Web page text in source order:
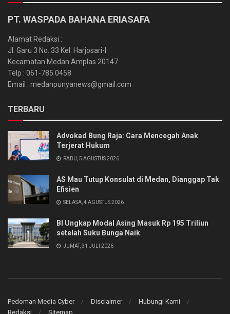
PT. WASPADA BAHANA ERIASAFA
Alamat Redaksi :
Jl. Garu 3 No. 33 Kel. Harjosari-I
Kecamatan Medan Amplas 20147
Telp : 061-785 0458
Email : medanpunyanews@gmail.com
TERBARU
Advokad Bung Raja: Cara Mencegah Anak
Terjerat Hukum
RABU, 5 AGUSTUS 2026
AS Mau Tutup Konsulat di Medan, Dianggap Tak
Efisien
SELASA, 4 AGUSTUS 2026
BI Ungkap Modal Asing Masuk Rp 195 Triliun
setelah Suku Bunga Naik
JUMAT, 31 JULI 2026
Pedoman Media Cyber Disclaimer
Hubungi Kami
Redaksi
Sitemap